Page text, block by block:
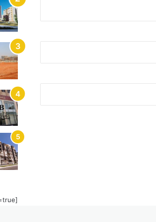
[formidable id=2 title=true description=true]